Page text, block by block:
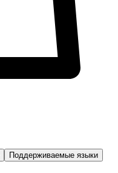
Поддерживаемые языки